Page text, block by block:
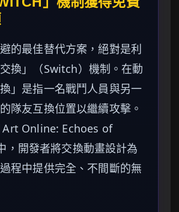
的最佳替代方案，絕對是利
換」（Switch）機制。在動
」是指一名戰鬥人員與另一
隊友互換位置以繼續攻擊。
Art Online: Echoes of
，開發者將交換動畫設計為
程中提供完全、不間斷的無